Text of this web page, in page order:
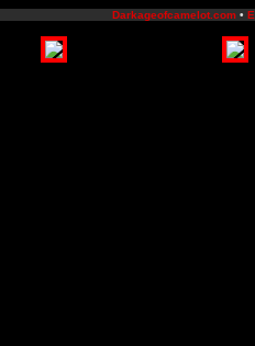
Darkageofcamelot.com •